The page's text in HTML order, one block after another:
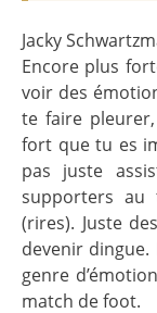
Jacky
Encore plus
voir des
te faire
fort que tu es
pas juste
supporters au
(rires). Juste
devenir
genre
match de foot.